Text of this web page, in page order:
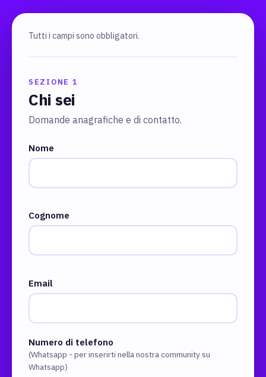
Tutti i campi sono obbligatori.
SEZIONE 1
Chi sei
Domande anagrafiche e di contatto.
Nome
Cognome
Email
Numero di telefono
(Whatsapp - per inserirti nella nostra community su
Whatsapp)